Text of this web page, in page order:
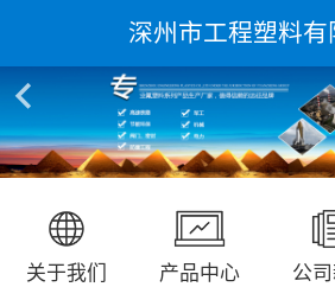
深州市工程塑料有
关于我们 产品中心 公